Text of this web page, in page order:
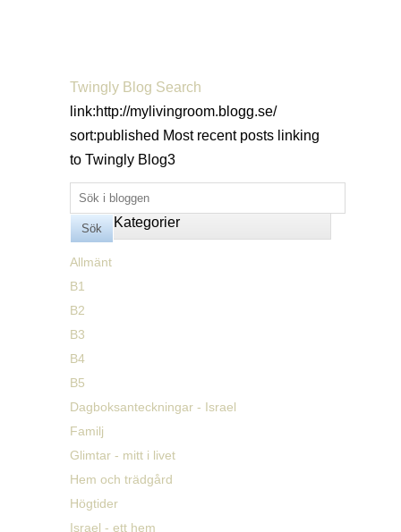
Twingly Blog Search
link:http://mylivingroom.blogg.se/
sort:published Most recent posts linking
to Twingly Blog3
Kategorier
Allmänt
B1
B2
B3
B4
B5
Dagboksanteckningar - Israel
Familj
Glimtar - mitt i livet
Hem och trädgård
Högtider
Israel - ett hem